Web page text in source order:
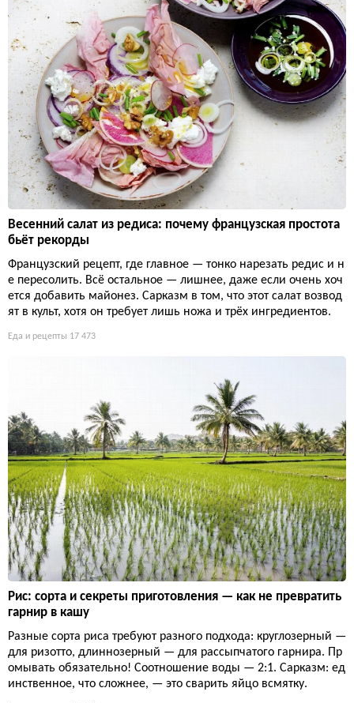
Весенний салат из редиса: почему французская простота
бьёт рекорды
Французский рецепт, где главное — тонко нарезать редис и н
е пересолить. Всё остальное — лишнее, даже если очень хоч
ется добавить майонез. Сарказм в том, что этот салат возвод
ят в культ, хотя он требует лишь ножа и трёх ингредиентов.
Еда и рецепты 17 473
Рис: сорта и секреты приготовления — как не превратить
гарнир в кашу
Разные сорта риса требуют разного подхода: круглозерный —
для ризотто, длиннозерный — для рассыпчатого гарнира. Пр
омывать обязательно! Соотношение воды — 2:1. Сарказм: ед
инственное, что сложнее, — это сварить яйцо всмятку.